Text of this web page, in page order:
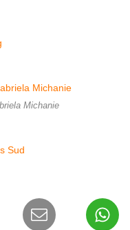
Michanie
Sud